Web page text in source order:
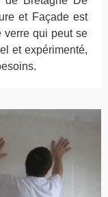
et Façade est
verre qui peut se
et expérimenté,